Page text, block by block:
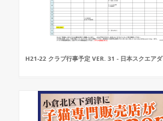
H21-22 クラブ行事予定 VER. 31 - 日本スクエア